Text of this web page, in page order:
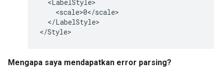
  <LabelStyle>
    <scale>0</scale>
  </LabelStyle>
</Style>
Mengapa saya mendapatkan error parsing?